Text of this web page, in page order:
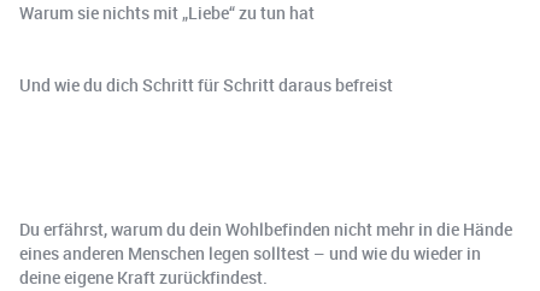
Warum sie nichts mit „Liebe“ zu tun hat
Und wie du dich Schritt für Schritt daraus befreist
Du erfährst, warum du dein Wohlbefinden nicht mehr in die Hände
eines anderen Menschen legen solltest – und wie du wieder in
deine eigene Kraft zurückfindest.